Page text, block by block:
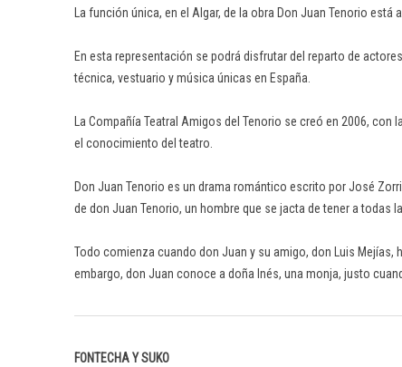
La función única, en el Algar, de la obra Don Juan Tenorio
En esta representación se podrá disfrutar del reparto de
técnica, vestuario y música únicas en España.
La Compañía Teatral Amigos del Tenorio se creó en 2006,
el conocimiento del teatro.
Don Juan Tenorio es un drama romántico escrito por José
de don Juan Tenorio, un hombre que se jacta de tener a todas
Todo comienza cuando don Juan y su amigo, don Luis
embargo, don Juan conoce a doña Inés, una monja, justo
FONTECHA Y SUKO